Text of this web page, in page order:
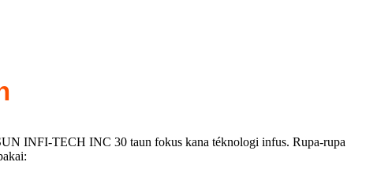
INFI-TECH INC 30 taun fokus kana téknologi infus. Rupa-rupa